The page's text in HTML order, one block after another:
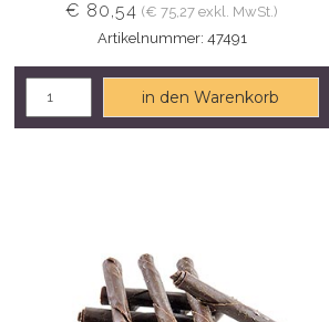
€ 80,54 (€ 75,27 exkl. MwSt.)
Artikelnummer: 47491
in den Warenkorb